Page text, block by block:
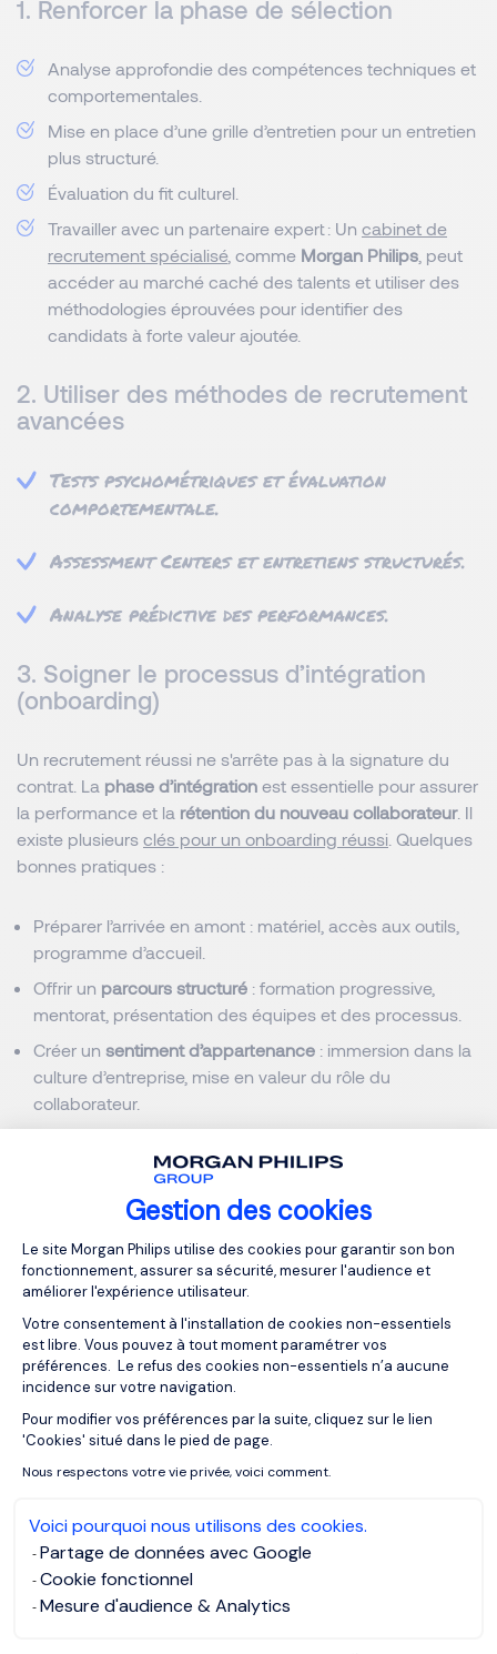
Gestion des cookies
Plateforme de Gestion du
Le site Morgan Philips utilise des cookies pour garantir son bon
fonctionnement, assurer sa sécurité, mesurer l'audience et
améliorer l'expérience utilisateur.
Votre consentement à l'installation de cookies non-essentiels
est libre. Vous pouvez à tout moment paramétrer vos
préférences. Le refus des cookies non-essentiels n’a aucune
incidence sur votre navigation.
Pour modifier vos préférences par la suite, cliquez sur le lien
'Cookies' situé dans le pied de page.
Nous respectons votre vie privée, voici comment.
Voici pourquoi nous utilisons des cookies.
Partage de données avec Google
Cookie fonctionnel
Mesure d'audience & Analytics
Axeptio consent
1. Renforcer la phase de sélection
Analyse approfondie des compétences techniques et
comportementales.
Mise en place d’une grille d’entretien pour un entretien
plus structuré.
Évaluation du fit culturel.
Travailler avec un partenaire expert : Un cabinet de
recrutement spécialisé, comme Morgan Philips , peut
accéder au marché caché des talents et utiliser des
méthodologies éprouvées pour identifier des
candidats à forte valeur ajoutée.
2. Utiliser des méthodes de recrutement
avancées
Tests psychométriques et évaluation
comportementale.
Assessment Centers et entretiens structurés.
Analyse prédictive des performances.
3. Soigner le processus d’intégration
(onboarding)
Un recrutement réussi ne s'arrête pas à la signature du
contrat. La phase d’intégration est essentielle pour assurer
la performance et la rétention du nouveau collaborateur. Il
existe plusieurs clés pour un onboarding réussi . Quelques
bonnes pratiques :
Préparer l’arrivée en amont : matériel, accès aux outils,
programme d’accueil.
Offrir un parcours structuré : formation progressive,
mentorat, présentation des équipes et des processus.
Créer un sentiment d’appartenance : immersion dans la
culture d’entreprise, mise en valeur du rôle du
collaborateur.
90 jours pour ajuster et répondre aux besoins.
Comment calculer le retour sur investissement
(ROI) d’un recrutement en 2025 ?
Guide pratique : sécuriser vos
recrutements au Luxembourg
culture d’entreprise).
Aide d’un cabinet de recrutement spécialisé
surtout sur des postes complexes ou de haut niveau.
Structurer le processusavec plusieurs étapes
d’évaluation.
Évaluer lefit culturel au-delà des compétences